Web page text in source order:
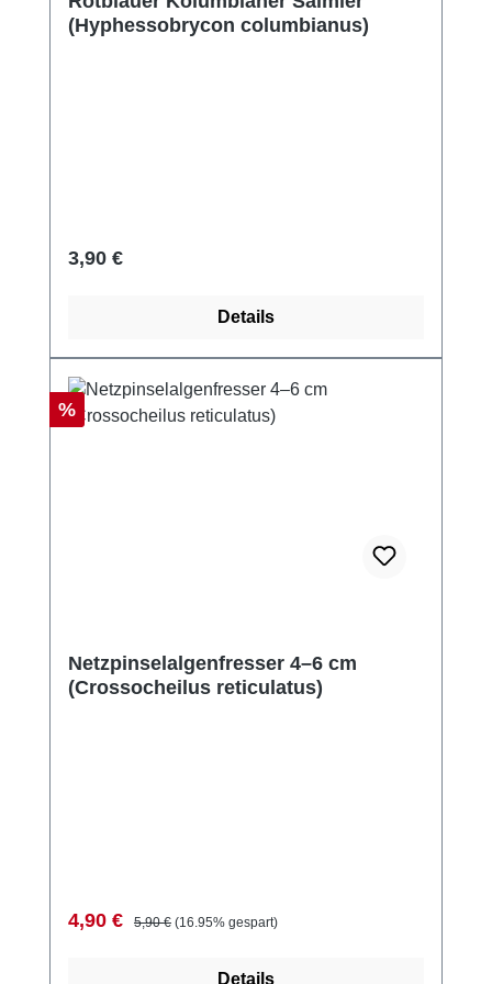
(Hyphessobrycon columbianus)
Regulärer Preis:
3,90 €
Details
Rabatt
%
Netzpinselalgenfresser 4–6 cm
(Crossocheilus reticulatus)
Verkaufspreis:
4,90 € Regulärer Preis:
5,90 € (16.95% gespart)
Details